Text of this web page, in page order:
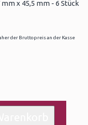
der Bruttopreis an der Kasse